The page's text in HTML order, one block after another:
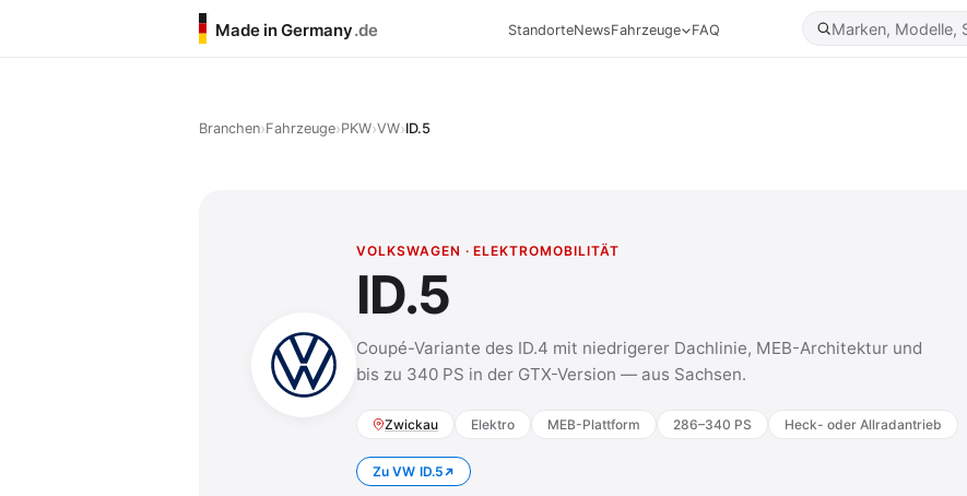
Made in Germany.de StandorteNewsFahrzeuge FAQ
Branchen›Fahrzeuge›PKW›VW›ID.5
VOLKSWAGEN · ELEKTROMOBILITÄT
ID.5
Coupé-Variante des ID.4 mit niedrigerer Dachlinie, MEB-Architektur und
bis zu 340 PS in der GTX-Version — aus Sachsen.
Zwickau Elektro MEB-Plattform 286–340 PS Heck- oder Allradantrieb
Zu VW ID.5